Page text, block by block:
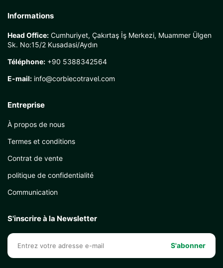
Informations
Head Office: Cumhuriyet, Çakırtaş İş Merkezi, Muammer Ülgen
Sk. No:15/2 Kusadasi/Aydın
Téléphone: +90 5388342564
E-mail: info@corbiecotravel.com
Entreprise
À propos de nous
Termes et conditions
Contrat de vente
politique de confidentialité
Communication
S'inscrire à la Newsletter
S'abonner